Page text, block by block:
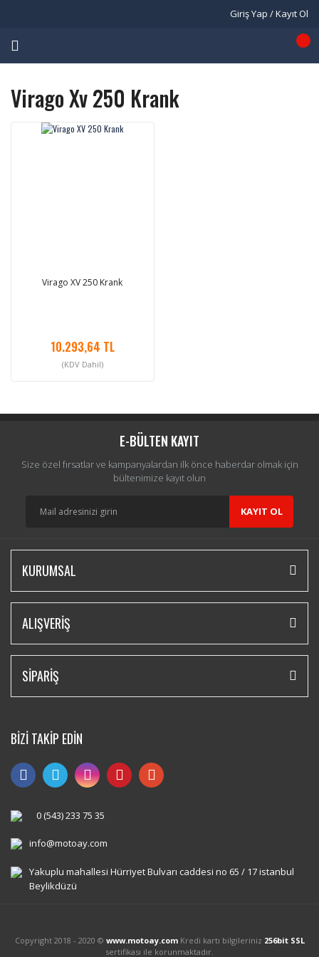
Giriş Yap / Kayıt Ol
Virago Xv 250 Krank
Virago XV 250 Krank
10.293,64 TL
(KDV Dahil)
E-BÜLTEN KAYIT
Size özel fırsatlar ve kampanyalardan ilk önce haberdar olmak için
bültenimize kayıt olun
KAYIT OL
KURUMSAL
ALIŞVERİŞ
SİPARİŞ
BİZİ TAKİP EDİN
0 (543) 233 75 35
info@motoay.com
Yakuplu mahallesi Hürriyet Bulvarı caddesi no 65 / 17 istanbul
Beylikdüzü
Copyright 2018 - 2020 © www.motoay.comKredi kartı bilgileriniz 256bit SSL
sertifikası ile korunmaktadır.